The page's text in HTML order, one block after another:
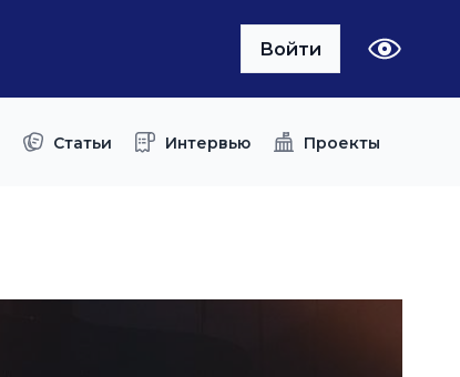
Войти
Статьи Интервью Проекты